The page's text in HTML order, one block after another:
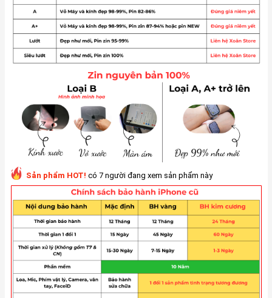
Sản phẩm HOT! có 7 người đang xem sản phẩm này